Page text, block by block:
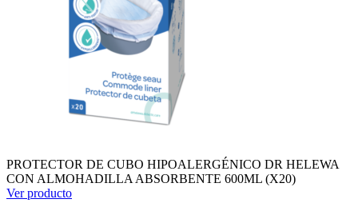
PROTECTOR DE CUBO HIPOALERGÉNICO DR HELEWA
CON ALMOHADILLA ABSORBENTE 600ML (X20)
Ver producto